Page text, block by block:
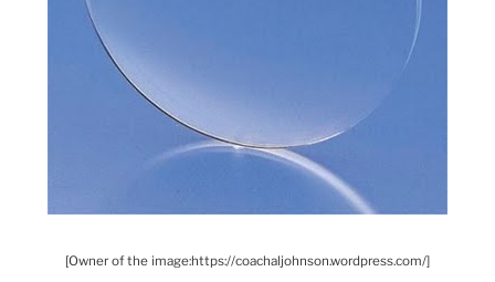
[Owner of the image:https://coachaljohnson.wordpress.com/]